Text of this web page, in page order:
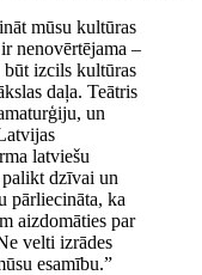
mūsu kultūras
nenovērtējama –
būt izcils kultūras
daļa. Teātris
un
latviešu
dzīvai un
pārliecināta, ka
aizdomāties par
velti izrādes
esamību.”